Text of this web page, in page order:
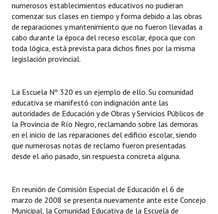
Huéspedes de Honor - Registro
Antiguos Pobladores - Registro
Reconocimientos - Registro
Bariloche, Municipio intercultural
REFORMA DE LA CARTA ORGÁNICA
numerosos establecimientos educativos no pudieran
comenzar sus clases en tiempo y forma debido a las obras
de reparaciones y mantenimiento que no fueron llevadas a
cabo durante la época del receso escolar, época que con
toda lógica, está prevista para dichos fines por la misma
legislación provincial.
La Escuela Nº 320 es un ejemplo de ello. Su comunidad
educativa se manifestó con indignación ante las
autoridades de Educación y de Obras y Servicios Públicos de
la Provincia de Río Negro, reclamando sobre las demoras
en el inicio de las reparaciones del edificio escolar, siendo
que numerosas notas de reclamo fueron presentadas
desde el año pasado, sin respuesta concreta alguna.
En reunión de Comisión Especial de Educación el 6 de
marzo de 2008 se presenta nuevamente ante este Concejo
Municipal, la Comunidad Educativa de la Escuela de